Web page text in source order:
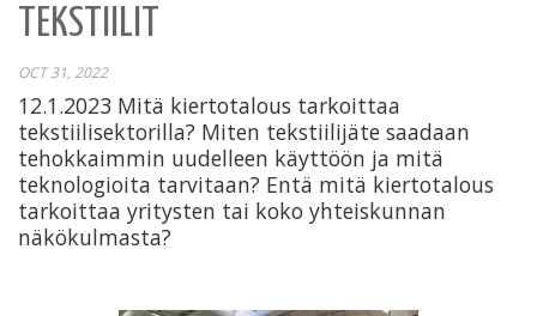
TEKSTIILIT
OCT 31, 2022
12.1.2023 Mitä kiertotalous tarkoittaa
tekstiilisektorilla? Miten tekstiilijäte saadaan
tehokkaimmin uudelleen käyttöön ja mitä
teknologioita tarvitaan? Entä mitä kiertotalous
tarkoittaa yritysten tai koko yhteiskunnan
näkökulmasta?